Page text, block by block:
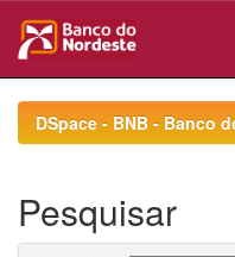
navigationDSpace - BNB - Banco
Pesquisar